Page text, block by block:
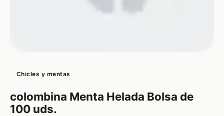
Chicles y mentas
colombina Menta Helada Bolsa de
100 uds.